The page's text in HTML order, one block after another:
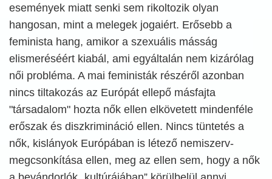
események miatt senki sem rikoltozik olyan
hangosan, mint a melegek jogaiért. Erősebb a
feminista hang, amikor a szexuális másság
elismeréséért kiabál, ami egyáltalán nem kizárólag
női probléma. A mai feministák részéről azonban
nincs tiltakozás az Európát ellepő másfajta
"társadalom" hozta nők ellen elkövetett mindenféle
erőszak és diszkrimináció ellen. Nincs tüntetés a
nők, kislányok Európában is létező nemiszerv-
megcsonkítása ellen, meg az ellen sem, hogy a nők